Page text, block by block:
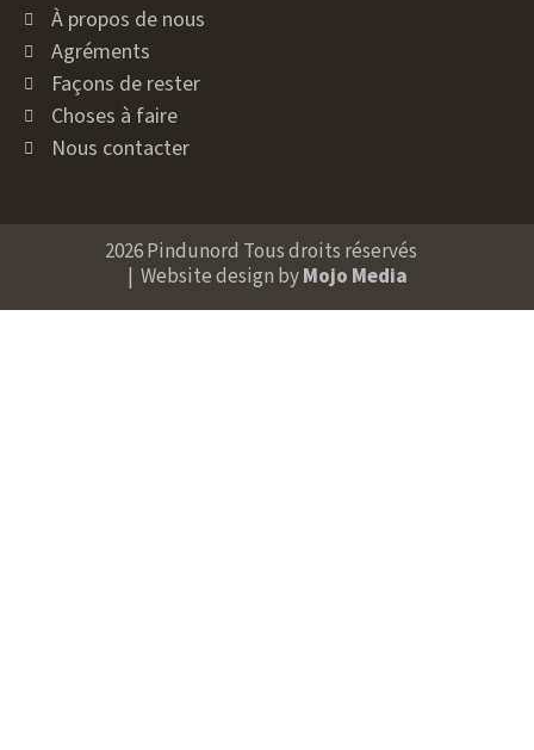
À propos de nous
Agréments
Façons de rester
Choses à faire
Nous contacter
2026 Pindunord Tous droits réservés
| Website design byMojo Media